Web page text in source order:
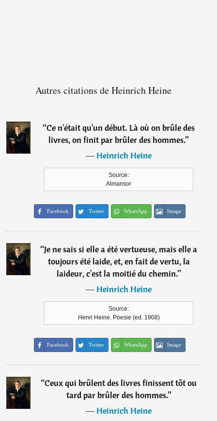
Autres citations de Heinrich Heine
“Ce n'était qu'un début. Là où on brûle des
livres, on finit par brûler des hommes.”
―Heinrich Heine
Source:
Almansor
Facebook Twitter WhatsApp Image
“Je ne sais si elle a été vertueuse, mais elle a
toujours été laide, et, en fait de vertu, la
laideur, c'est la moitié du chemin.”
―Heinrich Heine
Source:
Henri Heine. Poesie (ed. 1908)
Facebook Twitter WhatsApp Image
“Ceux qui brûlent des livres finissent tôt ou
tard par brûler des hommes.”
―Heinrich Heine